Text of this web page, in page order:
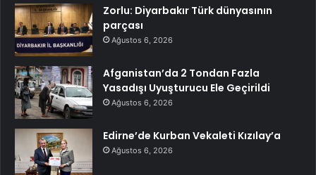
Zorlu: Diyarbakır Türk dünyasının
parçası
Ağustos 6, 2026
Afganistan’da 2 Tondan Fazla
Yasadışı Uyuşturucu Ele Geçirildi
Ağustos 6, 2026
Edirne’de Kurban Vekaleti Kızılay’a
Ağustos 6, 2026